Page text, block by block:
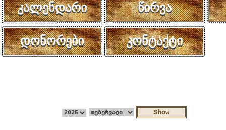
კალენდარი წირვა
დონორები კონტაქტი